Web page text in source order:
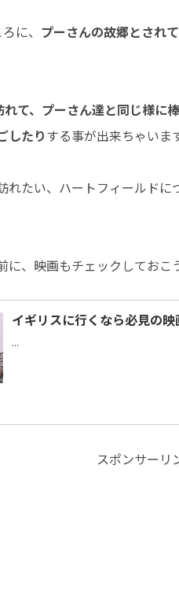
に、 プーさんの故郷とされ
て、プーさん達と同じ様に
したりする事が出来ちゃいま
たい、ハートフィールドに
、映画もチェックしておこ
イギリスに行くなら必見の
...
スポンサーリ